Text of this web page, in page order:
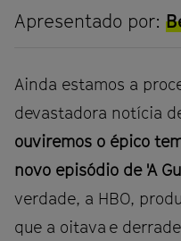
plus
Apresentado por:
Ainda estamos a
devastadora notícia
ouviremos o épico
novo episódio de 'A
verdade, a HBO,
que a oitava e